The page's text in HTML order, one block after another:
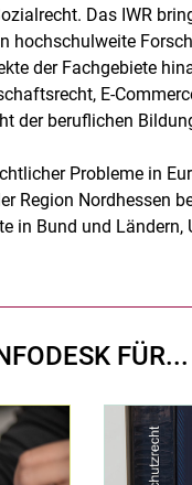
Das IWR
hochschulweite
der Fachgebiete
E-
der beruflichen
Probleme in
Region Nordhessen
in Bund und Ländern,
FÜR...